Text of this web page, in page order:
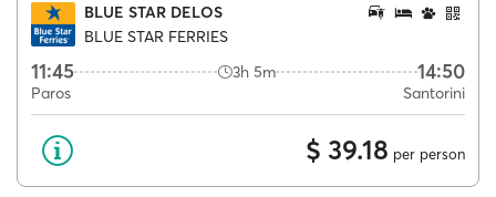
BLUE STAR DELOS
BLUE STAR FERRIES
11:45 3h 5m 14:50
Paros Santorini
$ 39.18 per person